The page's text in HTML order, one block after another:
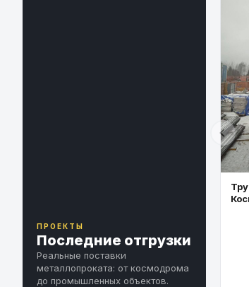
ПРОЕКТЫ
Последние отгрузки
Реальные поставки
металлопроката: от космодрома
до промышленных объектов.